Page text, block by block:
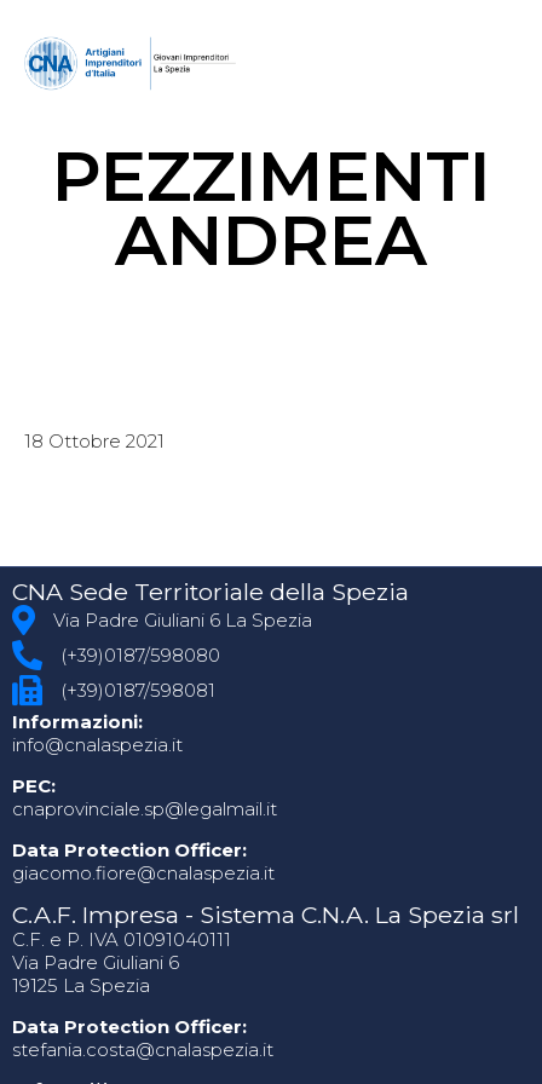
PEZZIMENTI
ANDREA
18 Ottobre 2021
CNA Sede Territoriale della Spezia
Via Padre Giuliani 6 La Spezia
(+39)0187/598080
(+39)0187/598081
Informazioni:
info@cnalaspezia.it
PEC:
cnaprovinciale.sp@legalmail.it
Data Protection Officer:
giacomo.fiore@cnalaspezia.it
C.A.F. Impresa - Sistema C.N.A. La Spezia srl
C.F. e P. IVA 01091040111
Via Padre Giuliani 6
19125 La Spezia
Data Protection Officer:
stefania.costa@cnalaspezia.it